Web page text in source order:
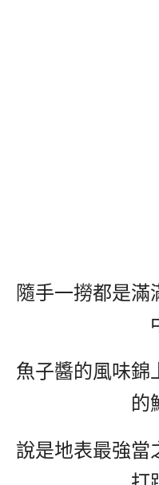
隨手一撈都是滿
魚子醬的風味錦
的
說是地表最強當